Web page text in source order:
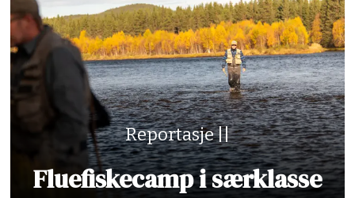
Reportasje ||
Fluefiskecamp i særklasse